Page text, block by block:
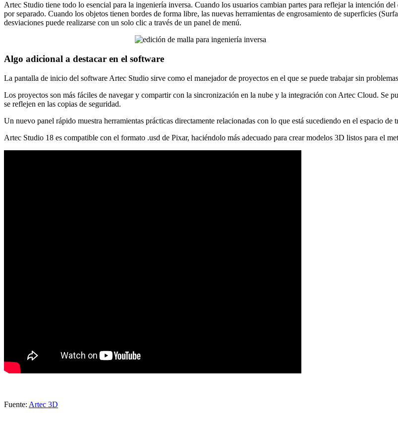
Artec Studio tiene todo lo esencial para la ingeniería inversa. Cuando los usuarios cambian partes para reflejar la intención
por separado. Cuando los objetos tienen bordes de forma libre, las nuevas herramientas de engrosamiento de superficies
desviaciones puede realizarse con un solo clic a través de un panel de menú.
Algo adicional a destacar en el software
La pantalla de inicio del software Artec Studio sirve como el manejador de proyectos en el que se puede trabajar sin
Los proyectos son más fáciles de navegar y compartir con la sincronización en la nube y la integración con Artec Cloud. Se
se reflejen en las copias de seguridad.
Un nuevo panel rápido muestra herramientas prácticas directamente relacionadas con lo que está sucediendo en el espacio de
Artec Studio 18 es compatible con el formato .usd de Pixar, haciéndolo más adecuado para crear modelos 3D listos para el
Fuente: Artec 3D